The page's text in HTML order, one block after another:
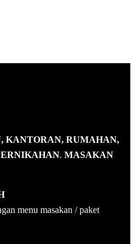
KANTORAN, RUMAHAN,
. MASAKAN
menu masakan / paket